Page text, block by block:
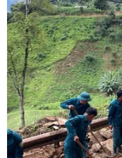
Lãnh
dự Ngày hội